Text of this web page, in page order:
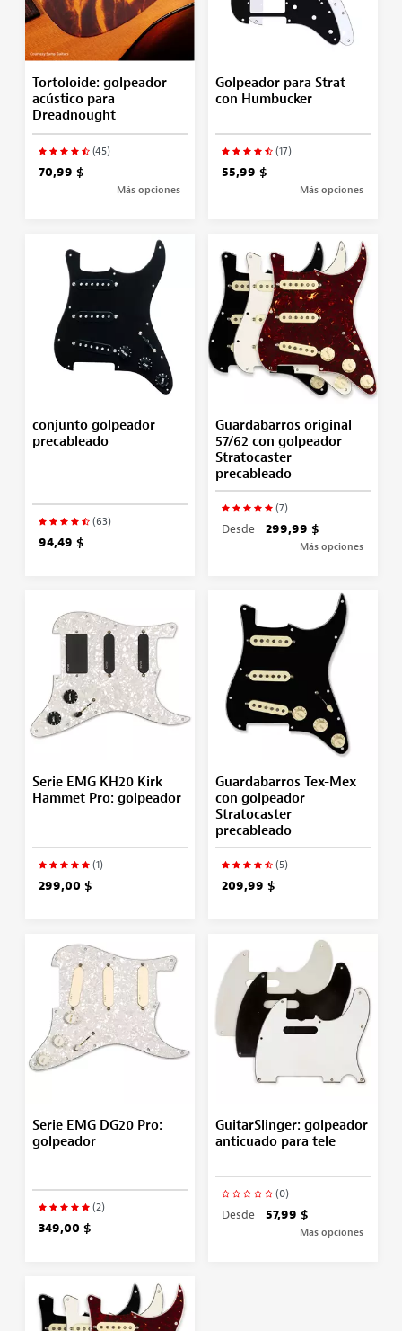
Tortoloide: golpeador
acústico para
Dreadnought
(45)
70,99 $
Más opciones
Golpeador para Strat
con Humbucker
(17)
55,99 $
Más opciones
conjunto golpeador
precableado
(63)
94,49 $
Guardabarros original
57/62 con golpeador
Stratocaster
precableado
(7)
Desde 299,99 $
Más opciones
Serie EMG KH20 Kirk
Hammet Pro: golpeador
(1)
299,00 $
Guardabarros Tex-Mex
con golpeador
Stratocaster
precableado
(5)
209,99 $
Serie EMG DG20 Pro:
golpeador
(2)
349,00 $
GuitarSlinger: golpeador
anticuado para tele
(0)
Desde 57,99 $
Más opciones